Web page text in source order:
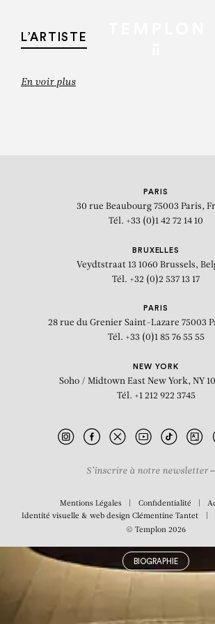
JAUME
Air-Earth
BIOGRAPHIE
L’ARTISTE
En voir plus
PARIS
30 rue Beaubourg 75003 Paris,
Tél. +33 (0)1 42 72 14 10
BRUXELLES
Veydtstraat 13 1060 Brussels,
Tél. +32 (0)2 537 13 17
PARIS
28 rue du Grenier Saint-Lazare 75003
Tél. +33 (0)1 85 76 55 55
NEW YORK
Soho / Midtown East New York, NY
Tél. +1 212 922 3745
S’inscrire à notre newsletter
Mentions Légales Confidentialité
Identité visuelle & web designClémentine Tantet
© Templon 2026